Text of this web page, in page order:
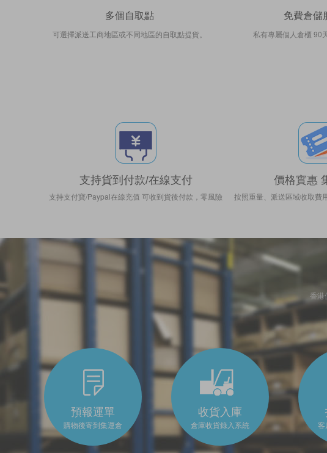
多個自取點
可選擇派送工商地區或不同地區的自取點提貨。
免費倉儲
私有專屬個人倉櫃 90
支持貨到付款/在線支付
支持支付寶/Paypal在線充值 可收到貨後付款，零風險
價格實惠
按照重量、派送區域收取費
香港
預報運單
購物後寄到集運倉
收貨入庫
倉庫收貨錄入系統 客